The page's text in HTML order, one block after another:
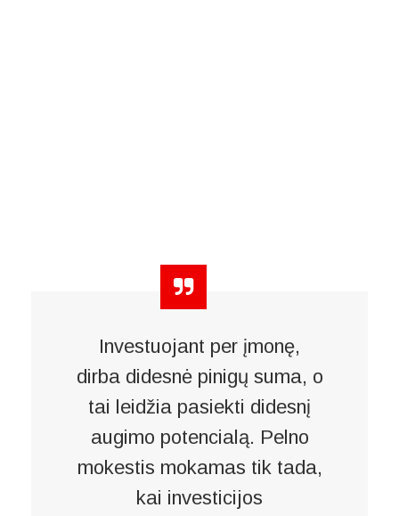
Investuojant per įmonę,
dirba didesnė pinigų suma, o
tai leidžia pasiekti didesnį
augimo potencialą. Pelno
mokestis mokamas tik tada,
kai investicijos